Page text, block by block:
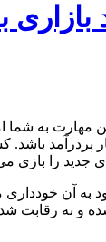
به شما
جدید را بازی
به آن
و نه